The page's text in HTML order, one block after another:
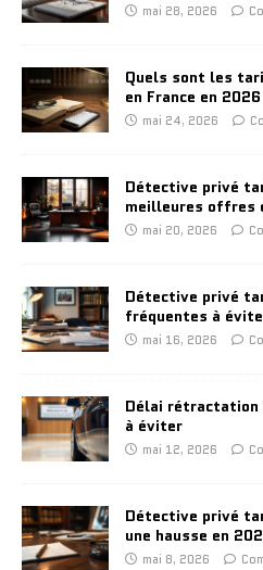
mai 28, 2026
Quels sont les
en France en 2026
mai 24, 2026
Détective privé
meilleures offres
mai 20, 2026
Détective privé
fréquentes à
mai 16, 2026
Délai
à éviter
mai 12, 2026
Détective privé
une hausse en
mai 8, 2026